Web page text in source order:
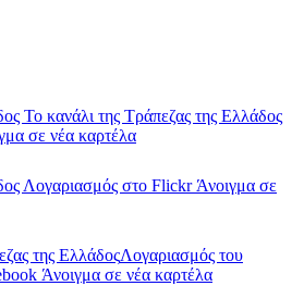
Το κανάλι της Τράπεζας της Ελλάδος
σε νέα καρτέλα
Λογαριασμός στο FlickrΆνοιγμα σε
της ΕλλάδοςΛογαριασμός του
Άνοιγμα σε νέα καρτέλα